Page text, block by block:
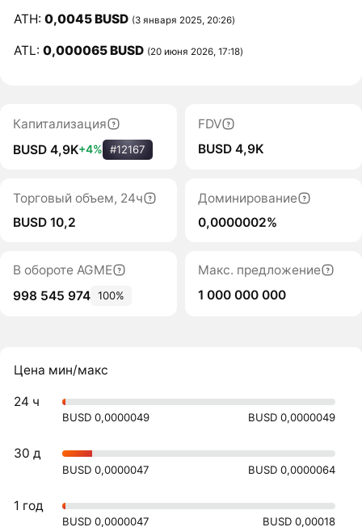
ATH:0,0045 BUSD (3 января 2025, 20:26)
ATL:0,000065 BUSD (20 июня 2026, 17:18)
Капитализация
BUSD 4,9K+4% #12167
FDV
BUSD 4,9K
Торговый объем, 24ч
BUSD 10,2
Доминирование
0,0000002%
В обороте AGME
998 545 974 100%
Макс. предложение
1 000 000 000
Цена мин/макс
24 ч
BUSD 0,0000049 BUSD 0,0000049
30 д
BUSD 0,0000047 BUSD 0,0000064
1 год
BUSD 0,0000047 BUSD 0,00018